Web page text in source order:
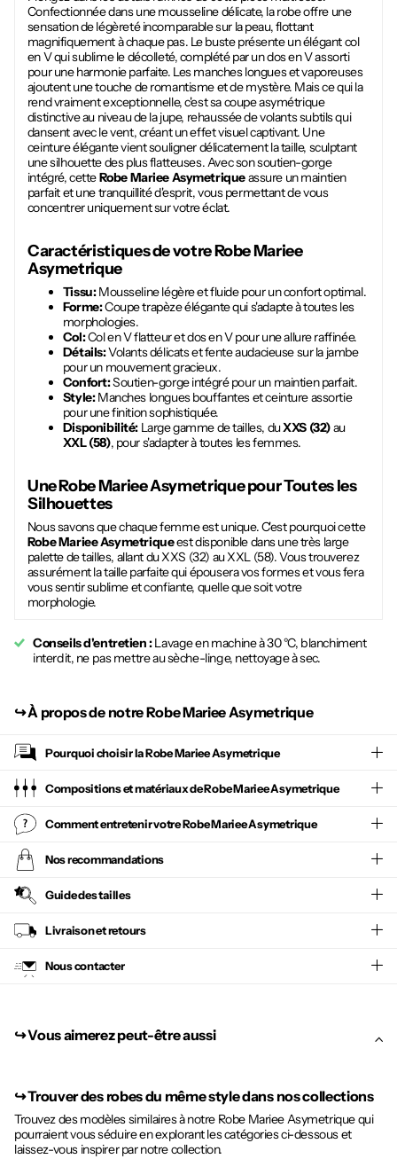
Confectionnée dans une mousseline délicate, la robe offre une
sensation de légèreté incomparable sur la peau, flottant
magnifiquement à chaque pas. Le buste présente un élégant col
en V qui sublime le décolleté, complété par un dos en V assorti
pour une harmonie parfaite. Les manches longues et vaporeuses
ajoutent une touche de romantisme et de mystère. Mais ce qui la
rend vraiment exceptionnelle, c'est sa coupe asymétrique
distinctive au niveau de la jupe, rehaussée de volants subtils qui
dansent avec le vent, créant un effet visuel captivant. Une
ceinture élégante vient souligner délicatement la taille, sculptant
une silhouette des plus flatteuses. Avec son soutien-gorge
intégré, cetteRobe Mariee Asymetriqueassure un maintien
parfait et une tranquillité d'esprit, vous permettant de vous
concentrer uniquement sur votre éclat.
Caractéristiques de votreRobe Mariee
Asymetrique
Tissu:Mousseline légère et fluide pour un confort optimal.
Forme:Coupe trapèze élégante qui s'adapte à toutes les
morphologies.
Col:Col en V flatteur et dos en V pour une allure raffinée.
Détails:Volants délicats et fente audacieuse sur la jambe
pour un mouvement gracieux.
Confort:Soutien-gorge intégré pour un maintien parfait.
Style:Manches longues bouffantes et ceinture assortie
pour une finition sophistiquée.
Disponibilité: Large gamme de tailles, duXXS (32)au
XXL (58), pour s'adapter à toutes les femmes.
UneRobe Mariee Asymetriquepour Toutes les
Silhouettes
Nous savons que chaque femme est unique. C'est pourquoi cette
Robe Mariee Asymetriqueest disponible dans une très large
palette de tailles, allant du XXS (32) au XXL (58). Vous trouverez
assurément la taille parfaite qui épousera vos formes et vous fera
vous sentir sublime et confiante, quelle que soit votre
morphologie.
Conseils d'entretien :Lavage en machine à 30 °C, blanchiment
interdit, ne pas mettre au sèche-linge, nettoyage à sec.
↪︎À propos de notre Robe Mariee Asymetrique
Pourquoi choisir laRobe Mariee Asymetrique
Compositions et matériaux de Robe Mariee Asymetrique
Comment entretenir votreRobe Mariee Asymetrique
Nos recommandations
Guide des tailles
Livraison et retours
Nous contacter
↪︎ Vous aimerez peut-être aussi
↪︎Trouver des robes du même style dans nos collections
Trouvez des modèles similaires à notre Robe Mariee Asymetrique qui
pourraient vous séduire en explorant les catégories ci-dessous et
laissez-vous inspirer par notre collection.